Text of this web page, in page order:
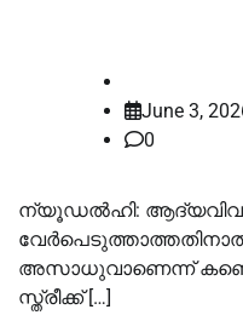
June 3,
0
ന്യൂഡൽഹി:
വേർപെടുത്താത്തതിനാൽ
അസാധുവാണെന്ന്
സ്ത്രീക്ക് […]